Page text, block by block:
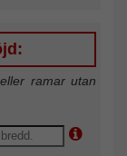
ramar utan